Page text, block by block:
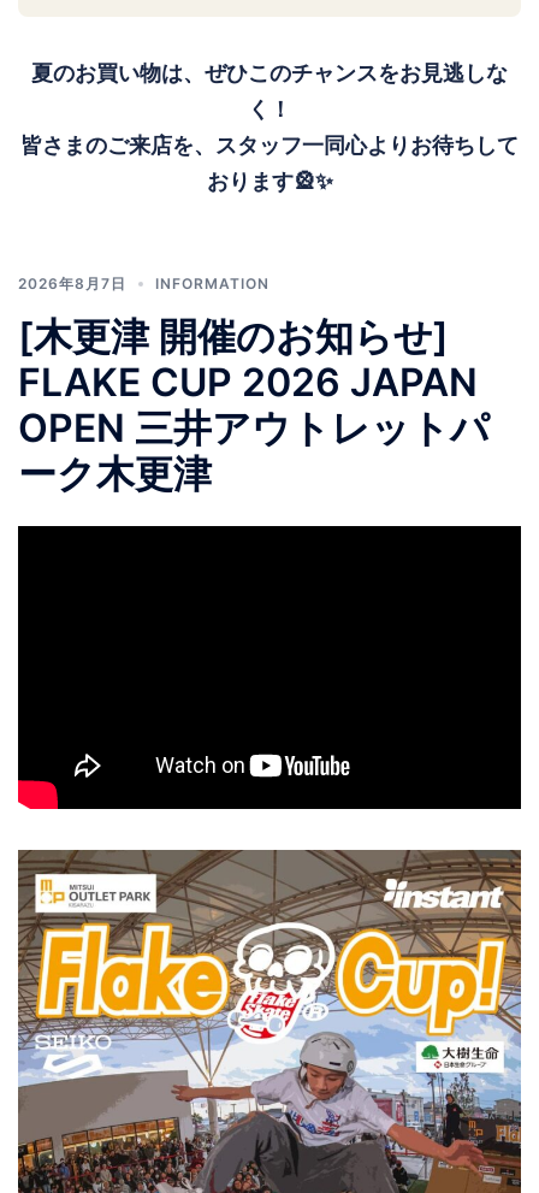
夏のお買い物は、ぜひこのチャンスをお見逃しな
く！
皆さまのご来店を、スタッフ一同心よりお待ちして
おります🎡✨
2026年8月7日 INFORMATION
[木更津 開催のお知らせ]
FLAKE CUP 2026 JAPAN
OPEN 三井アウトレットパ
ーク木更津